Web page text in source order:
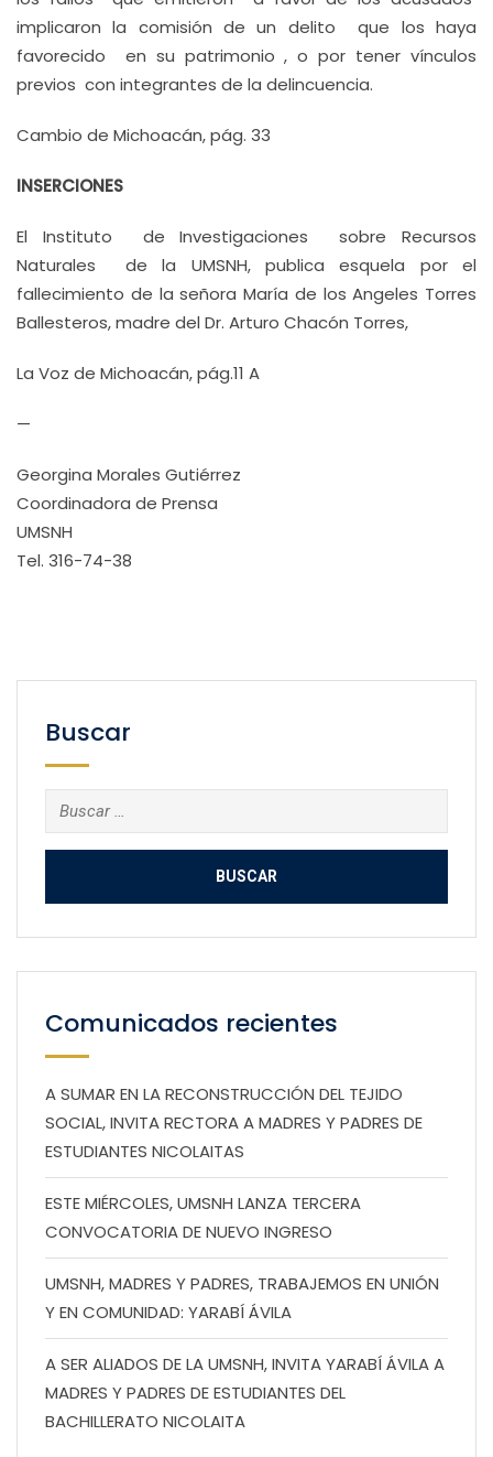
implicaron la comisión de un delito que los haya
favorecido en su patrimonio , o por tener vínculos
previos con integrantes de la delincuencia.
Cambio de Michoacán, pág. 33
INSERCIONES
El Instituto de Investigaciones sobre Recursos
Naturales de la UMSNH, publica esquela por el
fallecimiento de la señora María de los Angeles Torres
Ballesteros, madre del Dr. Arturo Chacón Torres,
La Voz de Michoacán, pág.11 A
—
Georgina Morales Gutiérrez
Coordinadora de Prensa
UMSNH
Tel. 316-74-38
Buscar
Buscar:
Comunicados recientes
A SUMAR EN LA RECONSTRUCCIÓN DEL TEJIDO
SOCIAL, INVITA RECTORA A MADRES Y PADRES DE
ESTUDIANTES NICOLAITAS
ESTE MIÉRCOLES, UMSNH LANZA TERCERA
CONVOCATORIA DE NUEVO INGRESO
UMSNH, MADRES Y PADRES, TRABAJEMOS EN UNIÓN
Y EN COMUNIDAD: YARABÍ ÁVILA
A SER ALIADOS DE LA UMSNH, INVITA YARABÍ ÁVILA A
MADRES Y PADRES DE ESTUDIANTES DEL
BACHILLERATO NICOLAITA